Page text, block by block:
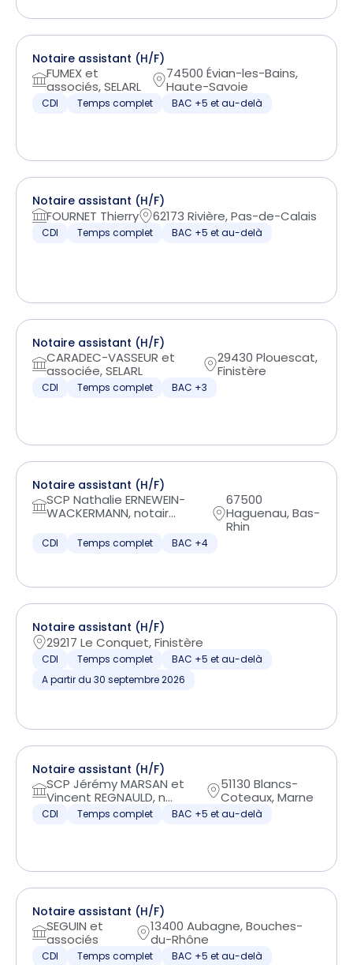
Notaire assistant (H/F)
FUMEX et
associés, SELARL
74500 Évian-les-Bains,
Haute-Savoie
CDI Temps complet BAC +5 et au-delà
Notaire assistant (H/F)
FOURNET Thierry 62173 Rivière, Pas-de-Calais
CDI Temps complet BAC +5 et au-delà
Notaire assistant (H/F)
CARADEC-VASSEUR et
associée, SELARL
29430 Plouescat,
Finistère
CDI Temps complet BAC +3
Notaire assistant (H/F)
SCP Nathalie ERNEWEIN-
WACKERMANN, notair...
67500
Haguenau, Bas-
Rhin
CDI Temps complet BAC +4
Notaire assistant (H/F)
29217 Le Conquet, Finistère
CDI Temps complet
BAC +5 et au-delà
A partir du 30 septembre 2026
Notaire assistant (H/F)
SCP Jérémy MARSAN et
Vincent REGNAULD, n...
51130 Blancs-
Coteaux, Marne
CDI Temps complet BAC +5 et au-delà
Notaire assistant (H/F)
SEGUIN et
associés
13400 Aubagne, Bouches-
du-Rhône
CDI Temps complet BAC +5 et au-delà